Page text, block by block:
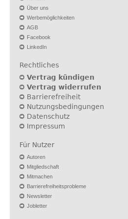
Über uns
Werbemöglichkeiten
AGB
Facebook
LinkedIn
Rechtliches
Vertrag kündigen
Vertrag widerrufen
Barrierefreiheit
Nutzungsbedingungen
Datenschutz
Impressum
Für Nutzer
Autoren
Mitgliedschaft
Mitmachen
Barrierefreiheitsprobleme
Newsletter
Jobletter